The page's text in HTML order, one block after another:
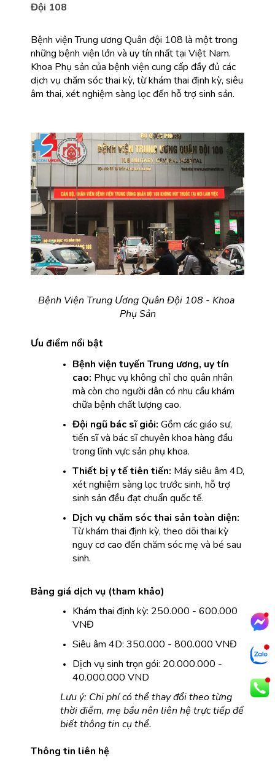
Đội 108
Bệnh viện Trung ương Quân đội 108 là một trong
những bệnh viện lớn và uy tín nhất tại Việt Nam.
Khoa Phụ sản của bệnh viện cung cấp đầy đủ các
dịch vụ chăm sóc thai kỳ, từ khám thai định kỳ, siêu
âm thai, xét nghiệm sàng lọc đến hỗ trợ sinh sản.
Bệnh Viện Trung Ương Quân Đội 108 - Khoa
Phụ Sản
Ưu điểm nổi bật
Bệnh viện tuyến Trung ương, uy tín
cao: Phục vụ không chỉ cho quân nhân
mà còn cho người dân có nhu cầu khám
chữa bệnh chất lượng cao.
Đội ngũ bác sĩ giỏi: Gồm các giáo sư,
tiến sĩ và bác sĩ chuyên khoa hàng đầu
trong lĩnh vực sản phụ khoa.
Thiết bị y tế tiên tiến: Máy siêu âm 4D,
xét nghiệm sàng lọc trước sinh, hỗ trợ
sinh sản đều đạt chuẩn quốc tế.
Dịch vụ chăm sóc thai sản toàn diện:
Từ khám thai định kỳ, theo dõi thai kỳ
nguy cơ cao đến chăm sóc mẹ và bé sau
sinh.
Bảng giá dịch vụ (tham khảo)
Khám thai định kỳ: 250.000 - 600.000
VNĐ
Siêu âm 4D: 350.000 - 800.000 VNĐ
Dịch vụ sinh trọn gói: 20.000.000 -
40.000.000 VND
Lưu ý: Chi phí có thể thay đổi theo từng
thời điểm, mẹ bầu nên liên hệ trực tiếp để
biết thông tin cụ thể.
Thông tin liên hệ